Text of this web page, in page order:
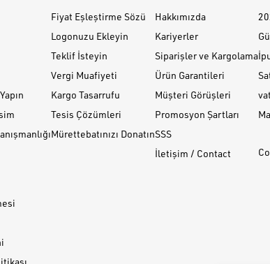
Fiyat Eşleştirme Sözü
Logonuzu Ekleyin
Teklif İsteyin
Vergi Muafiyeti
Kargo Tasarrufu
Tesis Çözümleri
Mürettebatınızı Donatın
Hakkımızda
Kariyerler
Siparişler ve Kargolama
Ürün Garantileri
Müşteri Görüşleri
Promosyon Şartları
SSS
İletişim / Contact